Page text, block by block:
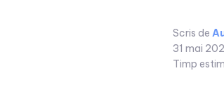
Scris de
31 mai
Timp